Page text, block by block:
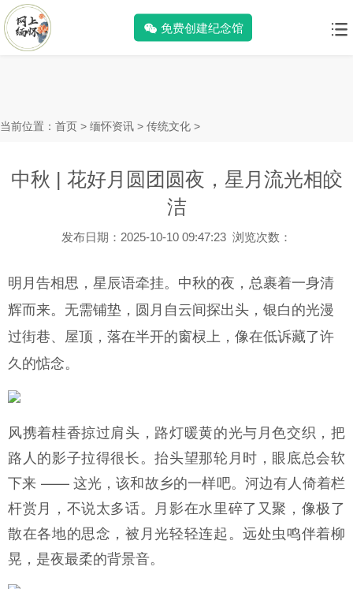
免费创建纪念馆
当前位置： 首页 > 缅怀资讯 > 传统文化 >
中秋 | 花好月圆团圆夜，星月流光相皎
洁
发布日期：2025-10-10 09:47:23 浏览次数：
明月告相思，星辰语牵挂。中秋的夜，总裹着一身清
辉而来。无需铺垫，圆月自云间探出头，银白的光漫
过街巷、屋顶，落在半开的窗棂上，像在低诉藏了许
久的惦念。
风携着桂香掠过肩头，路灯暖黄的光与月色交织，把
路人的影子拉得很长。抬头望那轮月时，眼底总会软
下来 —— 这光，该和故乡的一样吧。河边有人倚着栏
杆赏月，不说太多话。月影在水里碎了又聚，像极了
散在各地的思念，被月光轻轻连起。远处虫鸣伴着柳
晃，是夜最柔的背景音。